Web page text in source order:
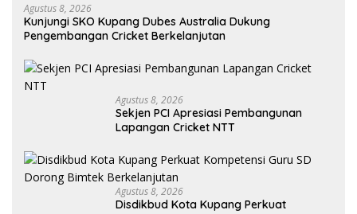
Agustus 8, 2026
Kunjungi SKO Kupang Dubes Australia Dukung
Pengembangan Cricket Berkelanjutan
Agustus 8, 2026
Sekjen PCI Apresiasi Pembangunan
Lapangan Cricket NTT
Agustus 8, 2026
Disdikbud Kota Kupang Perkuat